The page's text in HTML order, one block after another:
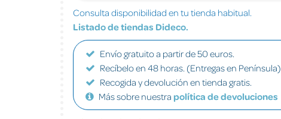
Consulta disponibilidad en tu tienda habitual.
Listado de tiendas Dideco.
Envío gratuito a partir de 50 euros.
Recíbelo en 48 horas. (Entregas en Península)
Recogida y devolución en tienda gratis.
Más sobre nuestra política de devoluciones